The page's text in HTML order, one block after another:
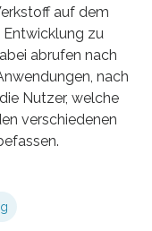
auf dem
zu
abrufen nach
nach
Nutzer, welche
verschiedenen